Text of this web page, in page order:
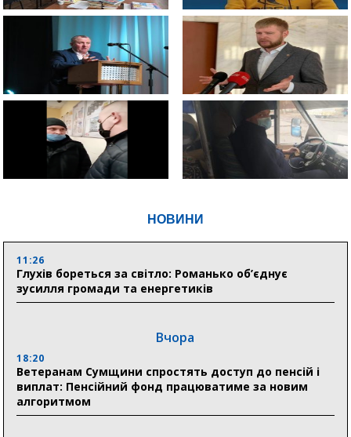
НОВИНИ
11:26
Глухів бореться за світло: Романько об’єднує
зусилля громади та енергетиків
Вчора
18:20
Ветеранам Сумщини спростять доступ до пенсій і
виплат: Пенсійний фонд працюватиме за новим
алгоритмом